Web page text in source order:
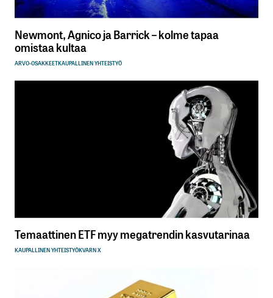
Newmont, Agnico ja Barrick – kolme tapaa
omistaa kultaa
ARVO-OSAKKEETKAUPALLINEN YHTEISTYÖ
Temaattinen ETF myy megatrendin kasvutarinaa
KAUPALLINEN YHTEISTYÖKVARN X